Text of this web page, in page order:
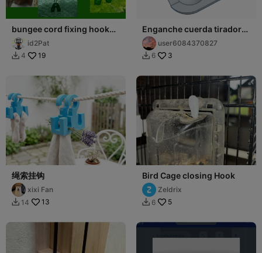
bungee cord fixing hook
on hexagonal wire mesh
id2Pat
 4 19
Enganche cuerda tirador
estor cortina o estor
user6084370827
 6 3
绳索挂钩
xixi Fan
 14 13
Bird Cage closing Hook
Zeldrix
 6 5